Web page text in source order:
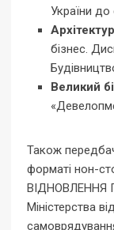
України до
бізнес.
Великий
Також
форматі нон-
ВІДНОВЛЕННЯ
Міністерства